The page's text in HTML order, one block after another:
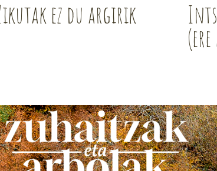
ez du argirik